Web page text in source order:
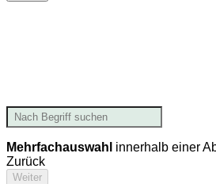
Mehrfachauswahl innerhalb einer
Zurück
Weiter